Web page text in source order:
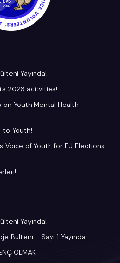
Yayında!
2026 activities!
on Youth Mental Health
to Youth!
Voice of Youth for EU Elections
Yayında!
Bülteni – Sayı 1 Yayında!
OLMAK